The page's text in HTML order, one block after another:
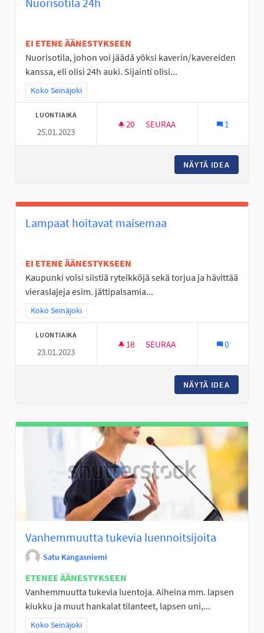
EI ETENE ÄÄNESTYKSEEN
Nuorisotila, johon voi jäädä yöksi kaverin/kavereiden
kanssa, eli olisi 24h auki. Sijainti olisi...
Rajaa tulokset teeman mukaan: Koko Seinäjoki
Koko Seinäjoki
LUONTIAIKA
25.01.2023
20 20 SEURAAJAA
SEURAA 1
NÄYTÄ IDEA
Lampaat hoitavat maisemaa
EI ETENE ÄÄNESTYKSEEN
Kaupunki voisi siistiä ryteikköjä sekä torjua ja hävittää
vieraslajeja esim. jättipalsamia...
Rajaa tulokset teeman mukaan: Koko Seinäjoki
Koko Seinäjoki
LUONTIAIKA
23.01.2023
18 18 SEURAAJAA
SEURAA 0
NÄYTÄ IDEA
Vanhemmuutta tukevia luennoitsijoita
Satu Kangasniemi
ETENEE ÄÄNESTYKSEEN
Vanhemmuutta tukevia luentoja. Aiheina mm. lapsen
kiukku ja muut hankalat tilanteet, lapsen uni,...
Rajaa tulokset teeman mukaan: Koko Seinäjoki
Koko Seinäjoki